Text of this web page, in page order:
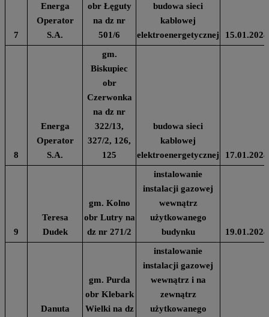
7
Energa
Operator
S.A.
obr Łęguty
na dz nr
501/6
budowa sieci
kablowej
elektroenergetycznej
15.01.2024
8
Energa
Operator
S.A.
gm.
Biskupiec
obr
Czerwonka
na dz nr
322/13,
327/2, 126,
125
budowa sieci
kablowej
elektroenergetycznej
17.01.2024
9
Teresa
Dudek
gm. Kolno
obr Lutry na
dz nr 271/2
instalowanie
instalacji gazowej
wewnątrz
użytkowanego
budynku
19.01.2024
Danuta
gm. Purda
obr Klebark
Wielki na dz
instalowanie
instalacji gazowej
wewnątrz i na
zewnątrz
użytkowanego